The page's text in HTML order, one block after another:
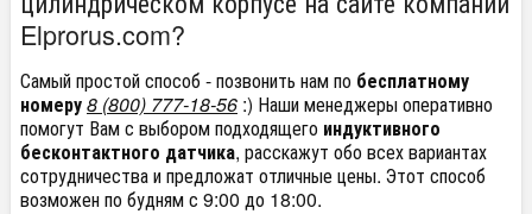
Elprorus.com?
Самый простой способ - позвонить нам по бесплатному
номеру8 (800) 777-18-56 :) Наши менеджеры оперативно
помогут Вам с выбором подходящего индуктивного
бесконтактного датчика, расскажут обо всех вариантах
сотрудничества и предложат отличные цены. Этот способ
возможен по будням с 9:00 до 18:00.